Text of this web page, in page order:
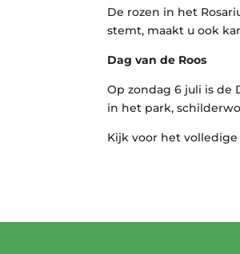
De rozen in het
stemt, maakt u ook
Dag van de Roos
Op zondag 6 juli is de
in het park,
Kijk voor het